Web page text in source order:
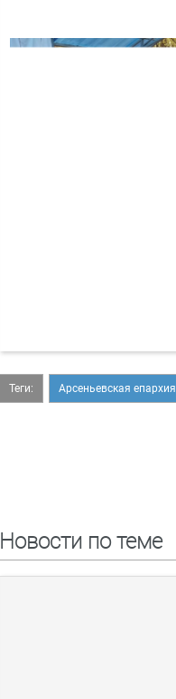
Теги: Арсеньевская епархия
Новости по теме